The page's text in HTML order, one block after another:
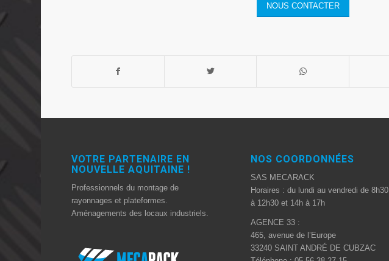
NOUS CONTACTER
VOTRE PARTENAIRE EN
NOUVELLE AQUITAINE !
Professionnels du montage de
rayonnages et plateformes.
Aménagements des locaux industriels.
NOS COORDONNÉES
SAS MECARACK
Horaires : du lundi au vendredi de 8h30
à 12h30 et 14h à 17h
AGENCE 33 :
465, avenue de l’Europe
33240 SAINT ANDRÉ DE CUBZAC